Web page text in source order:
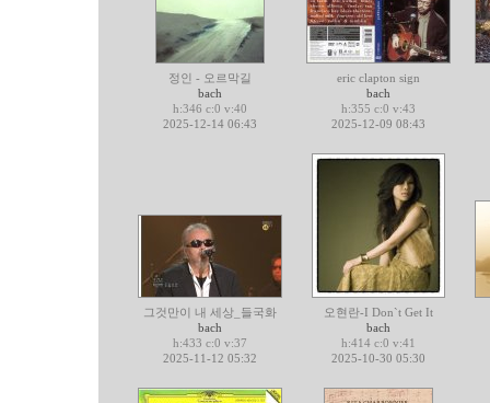
정인 - 오르막길
bach
h:346 c:0 v:40
2025-12-14 06:43
eric clapton sign
bach
h:355 c:0 v:43
2025-12-09 08:43
그것만이 내 세상_들국화
bach
h:433 c:0 v:37
2025-11-12 05:32
오현란-I Don`t Get It
bach
h:414 c:0 v:41
2025-10-30 05:30